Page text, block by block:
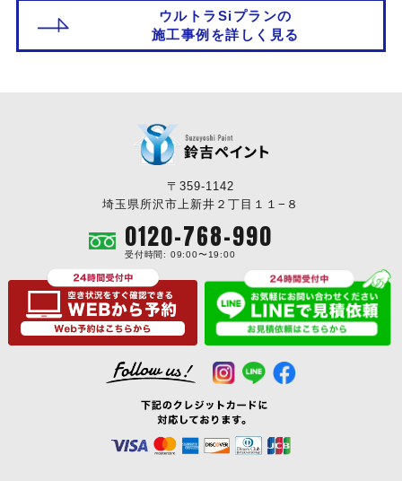
ウルトラSiプランの
施工事例を詳しく見る
〒359-1142
埼玉県所沢市上新井２丁目１１−８
0120-768-990
受付時間: 09:00〜19:00